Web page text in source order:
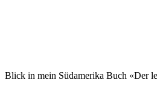
Blick in mein Südamerika Buch «Der